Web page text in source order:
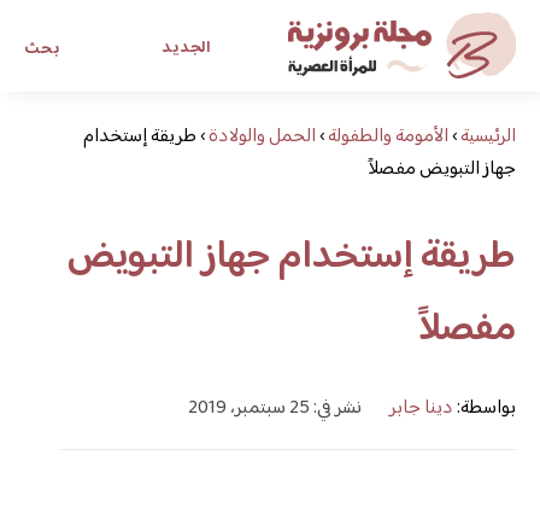
بحث الجديد
مجلة برونزية للفتاة العصريةالرئيسية›الأمومة والطفولة›الحمل والولادة›طريقة إستخدام
جهاز التبويض مفصلاً
طريقة إستخدام جهاز التبويض
مفصلاً
بواسطة:دينا جابر نشر في: 25 سبتمبر، 2019